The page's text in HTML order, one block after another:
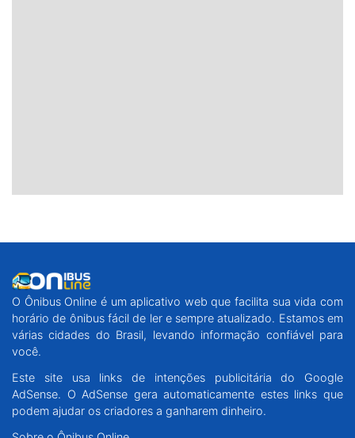
O Ônibus Online é um aplicativo web que facilita sua vida com
horário de ônibus fácil de ler e sempre atualizado. Estamos em
várias cidades do Brasil, levando informação confiável para
você.
Este site usa links de intenções publicitária do Google
AdSense. O AdSense gera automaticamente estes links que
podem ajudar os criadores a ganharem dinheiro.